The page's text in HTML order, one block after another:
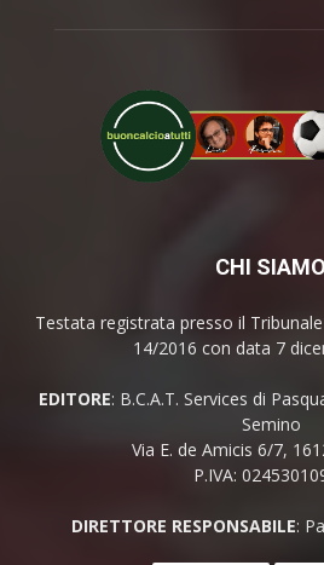
CHI SIAMO
Testata registrata presso il
14/2016 con data 7
EDITORE: B.C.A.T. Services di
Semino
Via E. de Amicis 6/7,
P.IVA:
DIRETTORE RESPONSABILE: